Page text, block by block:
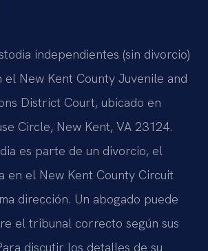
independientes (sin divorcio)
el New Kent County Juvenile and
District Court, ubicado en
Circle, New Kent, VA 23124.
es parte de un divorcio, el
en el New Kent County Circuit
dirección. Un abogado puede
el tribunal correcto según sus
discutir los detalles de su